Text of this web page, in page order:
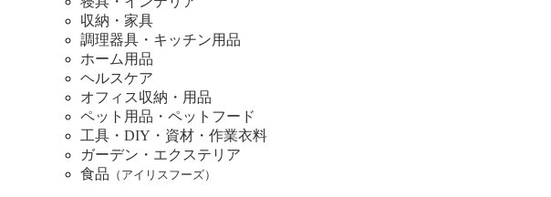
収納・家具
調理器具・キッチン用品
ホーム用品
ヘルスケア
オフィス収納・用品
ペット用品・ペットフード
工具・DIY・資材・作業衣料
ガーデン・エクステリア
食品 （アイリスフーズ）